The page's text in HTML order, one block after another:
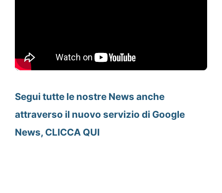
Segui tutte le nostre News anche
attraverso il nuovo servizio di Google
News, CLICCA QUI